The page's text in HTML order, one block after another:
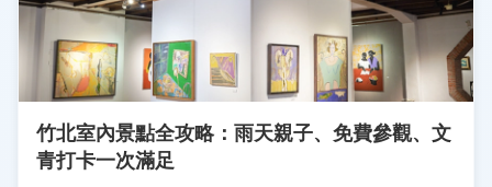
竹北室內景點全攻略：雨天親子、免費參觀、文
青打卡一次滿足